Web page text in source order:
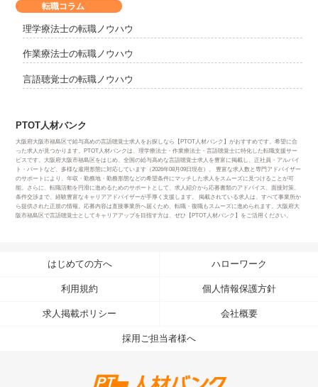
転職コラム
理学療法士の転職ノウハウ
作業療法士の転職ノウハウ
言語聴覚士の転職ノウハウ
PTOT人材バンク
大阪府大阪市福島区で給与高めの言語聴覚士求人をお探しなら【PTOT人材バンク】がおすすめです。希望に合
った求人が見つかります。PTOT人材バンクは、理学療法士・作業療法士・言語聴覚士に特化した転職支援サー
ビスです。大阪府大阪市福島区をはじめ、全国の給与高めな言語聴覚士求人を豊富に掲載し、正社員・アルバイ
ト・パートなど、多様な雇用形態に対応しています（2026年08月09日現在）。 豊富な求人数と専門アドバイザー
のサポートにより、年収・勤務地・勤務形態などの希望条件にマッチした求人をスムーズに見つけることが可
能。さらに、転職活動を円滑に進めるためのサポートとして、求人紹介から応募書類のアドバイス、面接対策、
条件交渉まで、経験豊富なキャリアアドバイザーが手厚く支援します。 掲載されている求人は、すべて事業所か
ら提供された正規の情報。応募内容は直接事業所へ届くため、転職・復職もスムーズに進められます。大阪府大
阪市福島区で言語聴覚士としてキャリアアップを目指す方は、ぜひ【PTOT人材バンク】をご活用ください。
はじめての方へ ハローワーク
利用規約 個人情報保護方針
求人掲載ポリシー 会社概要
採用ご担当者様へ